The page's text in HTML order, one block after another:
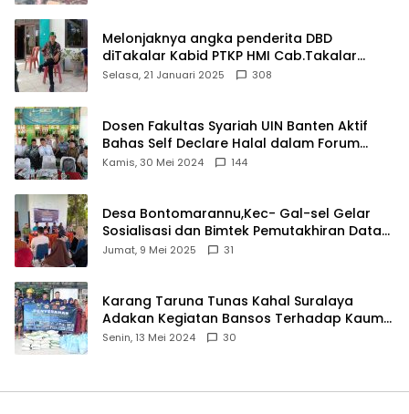
Melonjaknya angka penderita DBD
diTakalar Kabid PTKP HMI Cab.Takalar
angkat bicara
Selasa, 21 Januari 2025 308
Dosen Fakultas Syariah UIN Banten Aktif
Bahas Self Declare Halal dalam Forum
Ijtima Ulama MUI
Kamis, 30 Mei 2024 144
Desa Bontomarannu,Kec- Gal-sel Gelar
Sosialisasi dan Bimtek Pemutakhiran Data
ID
Jumat, 9 Mei 2025 31
Karang Taruna Tunas Kahal Suralaya
Adakan Kegiatan Bansos Terhadap Kaum
Dhuafa dan Anak Yatim-Piatu
Senin, 13 Mei 2024 30